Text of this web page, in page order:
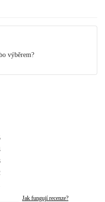
výběrem?
Jak fungují recenze?